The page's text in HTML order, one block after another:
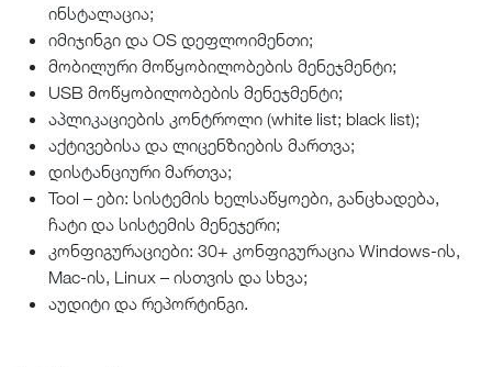
ინსტალაცია;
იმიჯინგი და OS დეფლოიმენთი;
მობილური მოწყობილობების მენეჯმენტი;
USB მოწყობილობების მენეჯმენტი;
აპლიკაციების კონტროლი (white list; black list);
აქტივებისა და ლიცენზიების მართვა;
დისტანციური მართვა;
Tool – ები: სისტემის ხელსაწყოები, განცხადება,
ჩატი და სისტემის მენეჯერი;
კონფიგურაციები: 30+ კონფიგურაცია Windows-ის,
Mac-ის, Linux – ისთვის და სხვა;
აუდიტი და რეპორტინგი.